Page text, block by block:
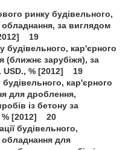
ринку будівельного,
обладнання, за виглядом
19
будівельного, кар'єрного
(ближнє зарубіжя), за
USD., % [2012] 19
кар'єрного
для дроблення,
із бетону за
% [2012] 20
будівельного,
обладнання для